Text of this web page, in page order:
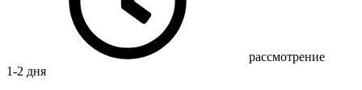
рассмотрение
1-2 дня